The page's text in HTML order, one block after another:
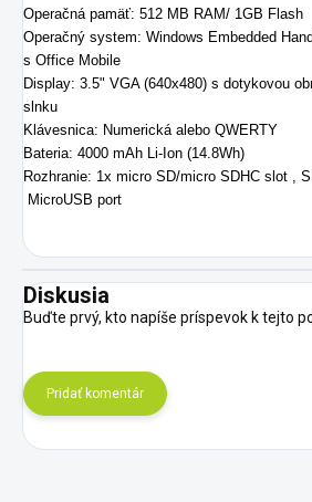
Operačná pamäť: 512 MB RAM/ 1GB Flash
Operačný system: Windows Embedded
s Office Mobile
Display: 3.5" VGA (640x480) s dotykovou
slnku
Klávesnica: Numerická alebo QWERTY
Bateria: 4000 mAh Li-Ion (14.8Wh)
Rozhranie: 1x micro SD/micro SDHC slot ,
MicroUSB port
Diskusia
Buďte prvý, kto napíše príspevok k tejto
Pridať komentár